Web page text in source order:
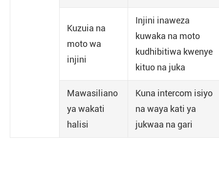
Kuzuia na
moto wa
injini
Injini inaweza
kuwaka na moto
kudhibitiwa kwenye
kituo na juka
Mawasiliano
ya wakati
halisi
Kuna intercom isiyo
na waya kati ya
jukwaa na gari